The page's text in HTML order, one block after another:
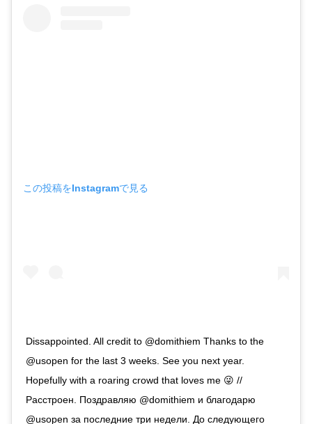
この投稿をInstagramで見る
Dissappointed. All credit to @domithiem Thanks to the
@usopen for the last 3 weeks. See you next year.
Hopefully with a roaring crowd that loves me 😜 //
Расстроен. Поздравляю @domithiem и благодарю
@usopen за последние три недели. До следующего